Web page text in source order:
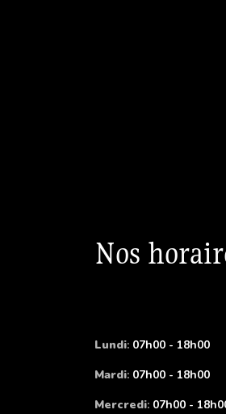
Nos
Lundi: 07h00 - 18h00
Mardi: 07h00 - 18h00
Mercredi: 07h00 -